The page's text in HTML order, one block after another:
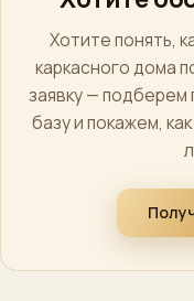
Хотите понять,
каркасного дома
заявку —
базу и покажем,